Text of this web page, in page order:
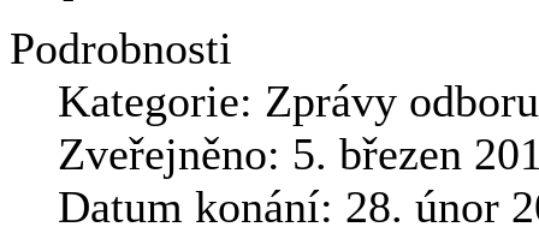
Podrobnosti
Kategorie: Zprávy
Zveřejněno: 5. březen
Datum konání: 28. únor